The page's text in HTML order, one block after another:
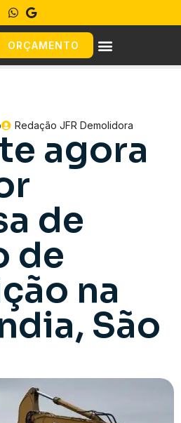
ORÇAMENTO
Redação JFR Demolidora
agora
de
de
na
São